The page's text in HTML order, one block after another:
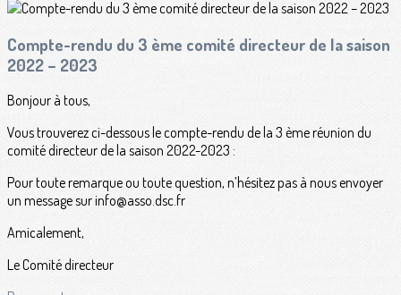
Compte-rendu du 3 ème comité directeur de la saison
2022 – 2023
Bonjour à tous,
Vous trouverez ci-dessous le compte-rendu de la 3 ème réunion du
comité directeur de la saison 2022-2023 :
Pour toute remarque ou toute question, n’hésitez pas à nous envoyer
un message sur info@asso.dsc.fr
Amicalement,
Le Comité directeur